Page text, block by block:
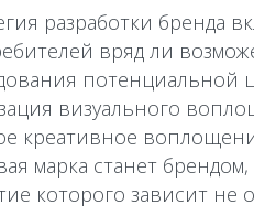
разработки бренда
вряд ли
потенциальной
визуального
креативное
марка станет
которого зависит не